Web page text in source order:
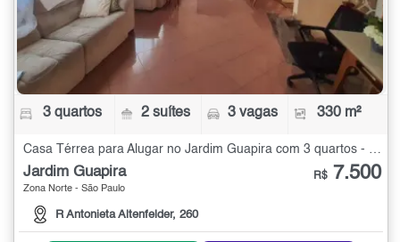
3 quartos 2 suítes 3 vagas 330 m²
Jardim Guapira
Zona Norte - São Paulo
R Antonieta Altenfelder, 260
R$ 7.500